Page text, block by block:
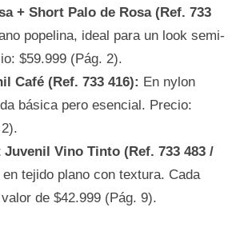
+ Short Palo de Rosa (Ref. 733
popelina, ideal para un look semi-
$59.999 (Pág. 2).
Café (Ref. 733 416): En nylon
básica pero esencial. Precio:
Vino Tinto (Ref. 733 483 /
en tejido plano con textura. Cada
de $42.999 (Pág. 9).